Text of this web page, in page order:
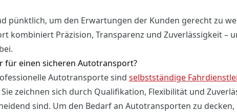
pünktlich, um den Erwartungen der Kunden gerecht zu
kombiniert Präzision, Transparenz und Zuverlässigkeit –
für einen sicheren Autotransport?
Autotransporte sind selbstständige
zeichnen sich durch Qualifikation, Flexibilität und
sind. Um den Bedarf an Autotransporten zu